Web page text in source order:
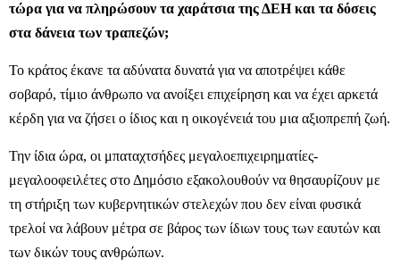
τώρα για να πληρώσουν τα χαράτσια της ΔΕΗ και τα δόσεις
στα δάνεια των τραπεζών;
Το κράτος έκανε τα αδύνατα δυνατά για να αποτρέψει κάθε
σοβαρό, τίμιο άνθρωπο να ανοίξει επιχείρηση και να έχει αρκετά
κέρδη για να ζήσει ο ίδιος και η οικογένειά του μια αξιοπρεπή ζωή.
Την ίδια ώρα, οι μπαταχτσήδες μεγαλοεπιχειρηματίες-
μεγαλοοφειλέτες στο Δημόσιο εξακολουθούν να θησαυρίζουν με
τη στήριξη των κυβερνητικών στελεχών που δεν είναι φυσικά
τρελοί να λάβουν μέτρα σε βάρος των ίδιων τους των εαυτών και
των δικών τους ανθρώπων.